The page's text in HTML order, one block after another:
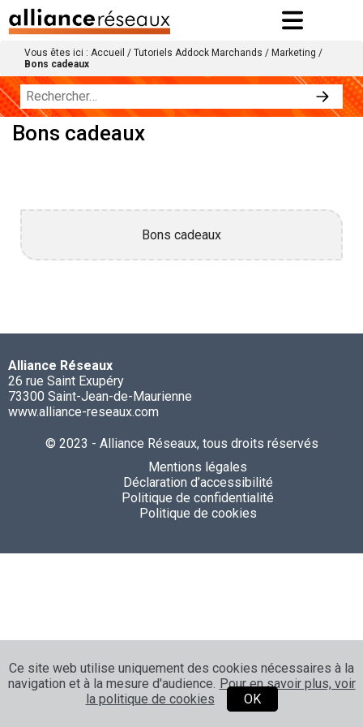
Vous êtes ici : Accueil / Tutoriels Addock Marchands / Marketing /
Bons cadeaux
Bons cadeaux
Bons cadeaux
Alliance Réseaux
26 rue Saint Exupéry
73300 Saint-Jean-de-Maurienne
www.alliance-reseaux.com
© 2023 - Alliance Réseaux, tous droits réservés
Mentions légales
Déclaration d’accessibilité
Politique de confidentialité
Politique de cookies
Ce site web utilise uniquement des cookies nécessaires à la
navigation et à la mesure d'audience. Pour en savoir plus, voir
la politique de cookies
OK